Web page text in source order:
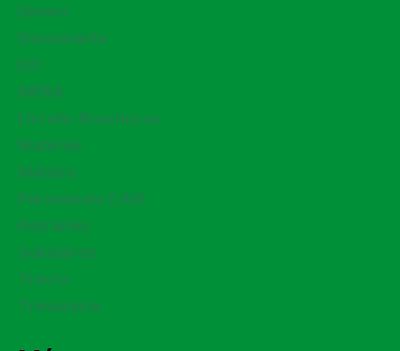
Divers
Documents
EIC
INFRA
Livrets-Brochures
Matériel
Métiers
Personnels CASI
Retraités
Solidaires
Tracts
Trésorerie